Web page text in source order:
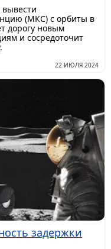
вывести
(МКС) с орбиты в
дорогу новым
и сосредоточит
22 ИЮЛЯ 2024
задержки